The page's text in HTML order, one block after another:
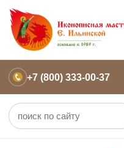
+7 (800) 333-00-37